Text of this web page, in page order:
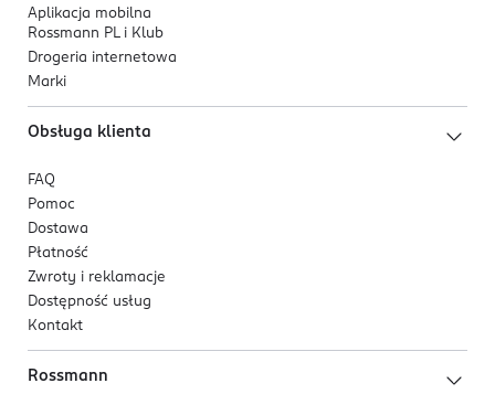
Aplikacja mobilna
Rossmann PL i Klub
Drogeria internetowa
Marki
Obsługa klienta
FAQ
Pomoc
Dostawa
Płatność
Zwroty i reklamacje
Dostępność usług
Kontakt
Rossmann